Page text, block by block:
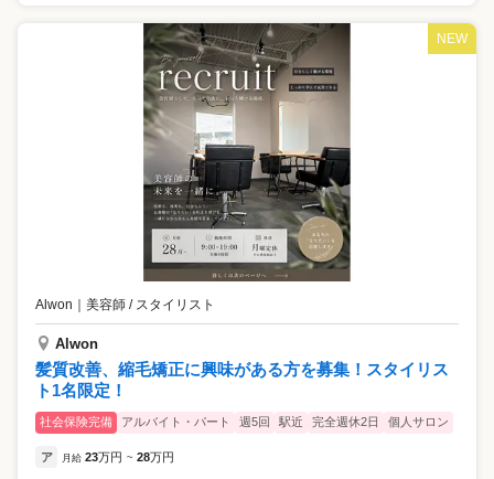
NEW
Alwon ｜ 美容師 / スタイリスト
Alwon
髪質改善、縮毛矯正に興味がある方を募集！スタイリス
ト1名限定！
社会保険完備 アルバイト・パート 週5回 駅近 完全週休2日 個人サロン
ア 月給 23万円 ~ 28万円